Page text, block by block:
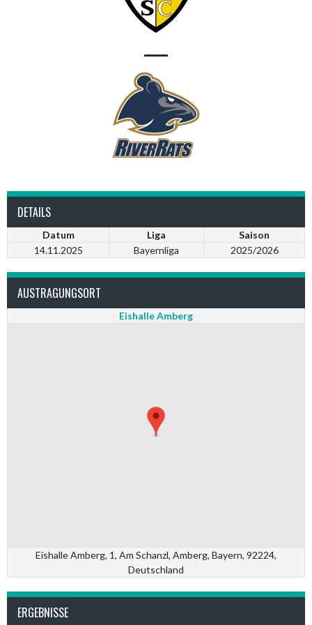
—
DETAILS
Datum Liga
Saison
14.11.2025
Bayernliga 2025/2026
AUSTRAGUNGSORT
Eishalle Amberg
Eishalle Amberg, 1, Am Schanzl, Amberg, Bayern, 92224,
Deutschland
ERGEBNISSE